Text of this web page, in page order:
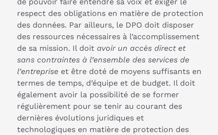
de pouvoir faire entendre sa voix et exiger le
respect des obligations en matière de protection
des données. Par ailleurs, le DPO doit disposer
des ressources nécessaires à l’accomplissement
de sa mission. Il doit avoir un accès direct et
sans contraintes à l’ensemble des services de
l’entreprise et être doté de moyens suffisants en
termes de temps, d’équipe et de budget. Il doit
également avoir la possibilité de se former
régulièrement pour se tenir au courant des
dernières évolutions juridiques et
technologiques en matière de protection des